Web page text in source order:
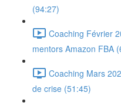
(94:27)
Coaching Février
mentors Amazon FBA
Coaching Mars
de crise (51:45)